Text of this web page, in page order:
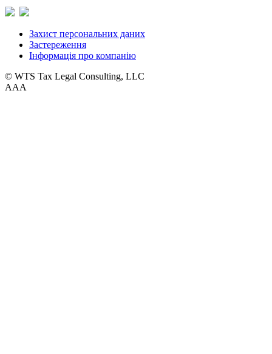
Захист персональних даних
Застереження
Інформація про компанію
© WTS Tax Legal Consulting, LLC
AAA